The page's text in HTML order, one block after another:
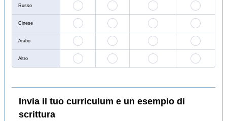
Russo
Cinese
Arabo
Altro
Invia il tuo curriculum e un esempio di
scrittura